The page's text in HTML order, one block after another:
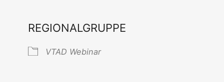
REGIONALGRUPPE
VTAD Web­i­nar